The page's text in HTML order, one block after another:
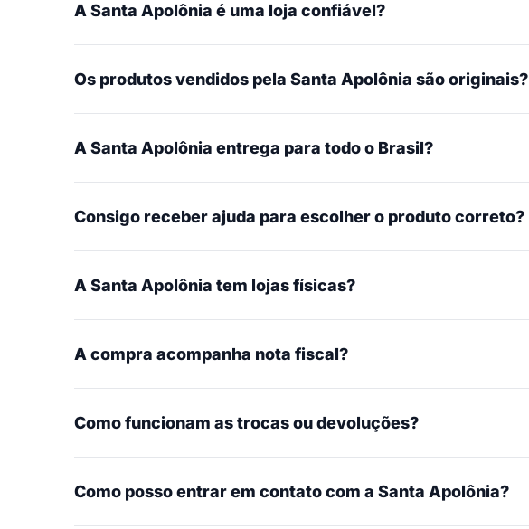
A Santa Apolônia é uma loja confiável?
Os produtos vendidos pela Santa Apolônia são originais?
A Santa Apolônia entrega para todo o Brasil?
Consigo receber ajuda para escolher o produto correto?
A Santa Apolônia tem lojas físicas?
A compra acompanha nota fiscal?
Como funcionam as trocas ou devoluções?
Como posso entrar em contato com a Santa Apolônia?